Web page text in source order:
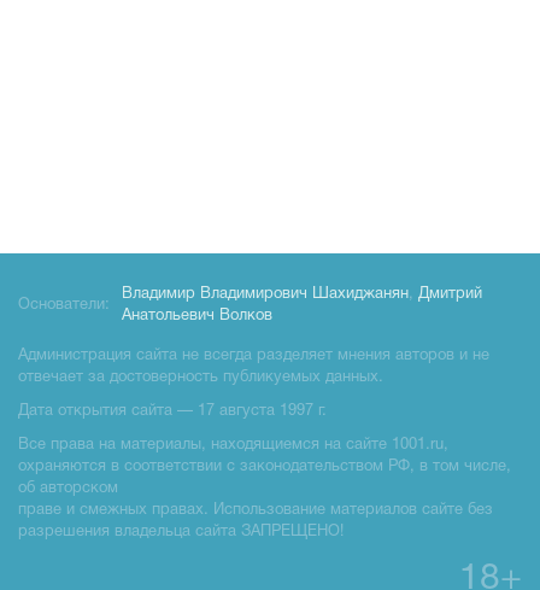
Основатели:
Владимир Владимирович Шахиджанян, Дмитрий
Анатольевич Волков
Администрация сайта не всегда разделяет мнения авторов и не
отвечает за достоверность публикуемых данных.
Дата открытия сайта — 17 августа 1997 г.
Все права на материалы, находящиемся на сайте 1001.ru,
охраняются в соответствии с законодательством РФ, в том числе,
об авторском
праве и смежных правах. Использование материалов сайте без
разрешения владельца сайта ЗАПРЕЩЕНО!
18+